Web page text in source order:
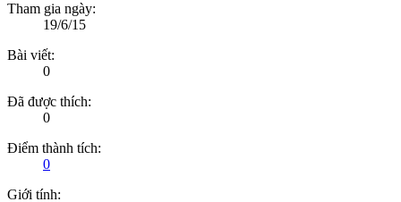
Tham gia ngày:
19/6/15
Bài viết:
0
Đã được thích:
0
Điểm thành tích:
0
Giới tính: